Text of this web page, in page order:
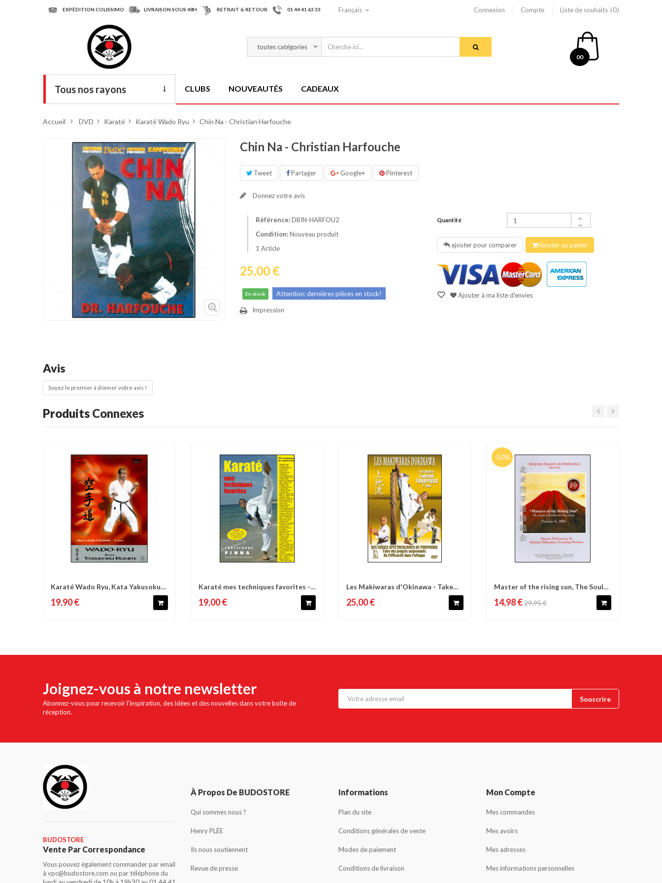
EXPÉDITION COLISSIMO LIVRAISON SOUS 48H RETRAIT & RETOUR 01 44 41 63 33 Français Connexion Compte Liste de souhaits 0
00
Tous nos rayons
Armes
Tenues
Chaussures
Protections
Cible de frappe
Condition physique
Accessoires
Tatamis
Décoration
Voir plus
CLUBS NOUVEAUTÉS CADEAUX
Accueil > DVD > Karaté > Karaté Wado Ryu > Chin Na - Christian Harfouche
Chin Na - Christian Harfouche
Tweet Partager Google+ Pinterest
Donnez votre avis
Référence:DBIN-HARFOU2
Condition:Nouveau produit
1 Article
25,00 €
En stock Attention: dernières pièces en stock!
Impression
Quantité
ajouter pour comparer Ajouter au panier
Ajouter à ma liste d'envies
Avis
Soyez le premier à donner votre avis !
Produits Connexes
Comparer Liste d'envies
Karaté Wado Ryu, Kata Yakusoku
19,90 €
Comparer Liste d'envies
Karaté mes techniques favorites -
19,00 €
Comparer Liste d'envies
Les Makiwaras d'Okinawa - Takemi
25,00 €
-50%
Comparer Liste d'envies
Master of the rising sun, The Soul
14,98 €29,95 €
Joignez-vous à notre newsletter
Abonnez-vous pour recevoir l'inspiration, des idées et des nouvelles dans votre boîte de
réception.
BUDOSTORE
Vente Par Correspondance
Vous pouvez également commander par email
à vpc@budostore.com ou par téléphone du
À Propos De BUDOSTORE
Qui sommes nous ?
Henry PLÉE
Ils nous soutiennent
Revue de presse
Informations
Plan du site
Conditions générales de vente
Modes de paiement
Conditions de livraison
Mon Compte
Mes commandes
Mes avoirs
Mes adresses
Mes informations personnelles